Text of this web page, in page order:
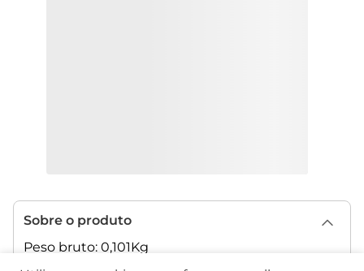
Sobre o produto
Peso bruto: 0,101Kg